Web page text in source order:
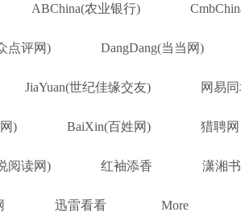
ABChina(农业银行)
点评网) DangDang(当当网)
JiaYuan(世纪佳缘交友) 网易
) BaiXin(百姓网) 猎聘网
阅读网) 红袖添香 潇湘
迅雷看看 More